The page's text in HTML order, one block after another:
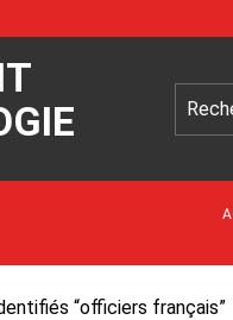
“officiers français”